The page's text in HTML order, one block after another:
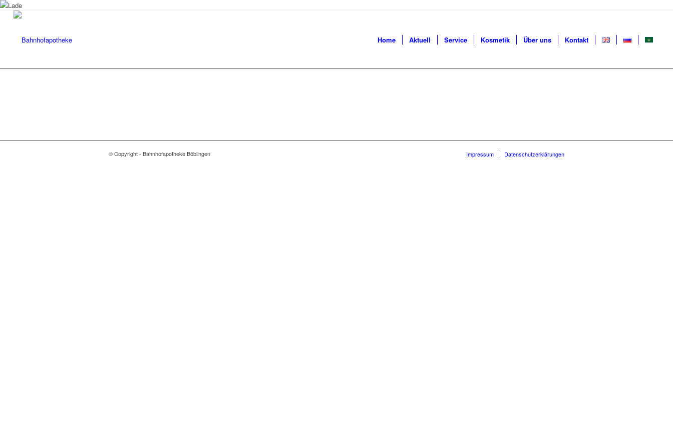
Home Aktuell Service Kosmetik Über uns Kontakt
© Copyright - Bahnhofapotheke Böblingen Impressum Datenschutzerklärungen